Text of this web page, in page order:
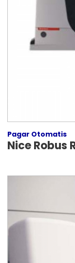
Pagar Otomatis
Nice Robus